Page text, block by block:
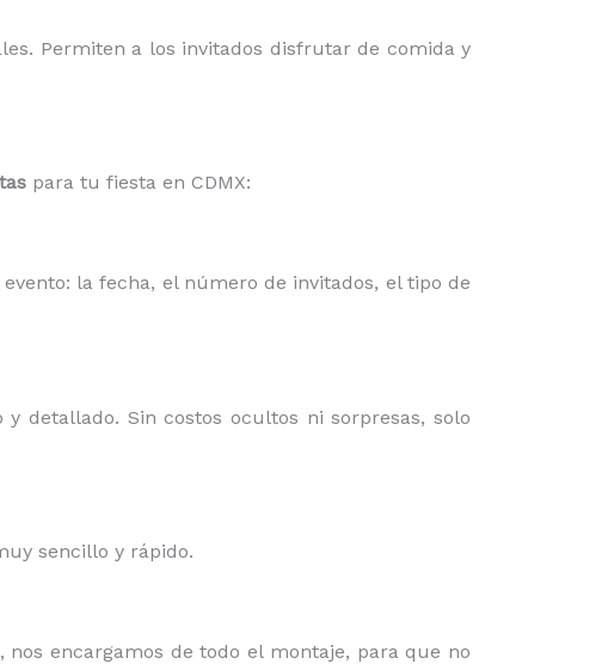
Permiten a los invitados disfrutar de comida y
para tu fiesta en CDMX:
la fecha, el número de invitados, el tipo de
detallado. Sin costos ocultos ni sorpresas, solo
sencillo y rápido.
encargamos de todo el montaje, para que no